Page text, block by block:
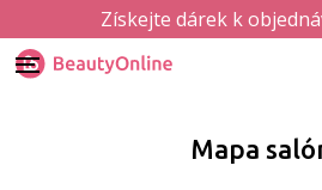
Získejte dárek k
Mapa